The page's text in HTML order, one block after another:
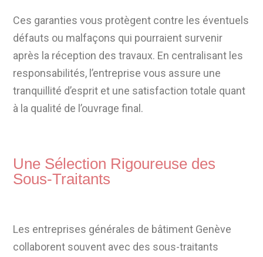
Ces garanties vous protègent contre les éventuels
défauts ou malfaçons qui pourraient survenir
après la réception des travaux. En centralisant les
responsabilités, l’entreprise vous assure une
tranquillité d’esprit et une satisfaction totale quant
à la qualité de l’ouvrage final.
Une Sélection Rigoureuse des
Sous-Traitants
Les entreprises générales de bâtiment Genève
collaborent souvent avec des sous-traitants